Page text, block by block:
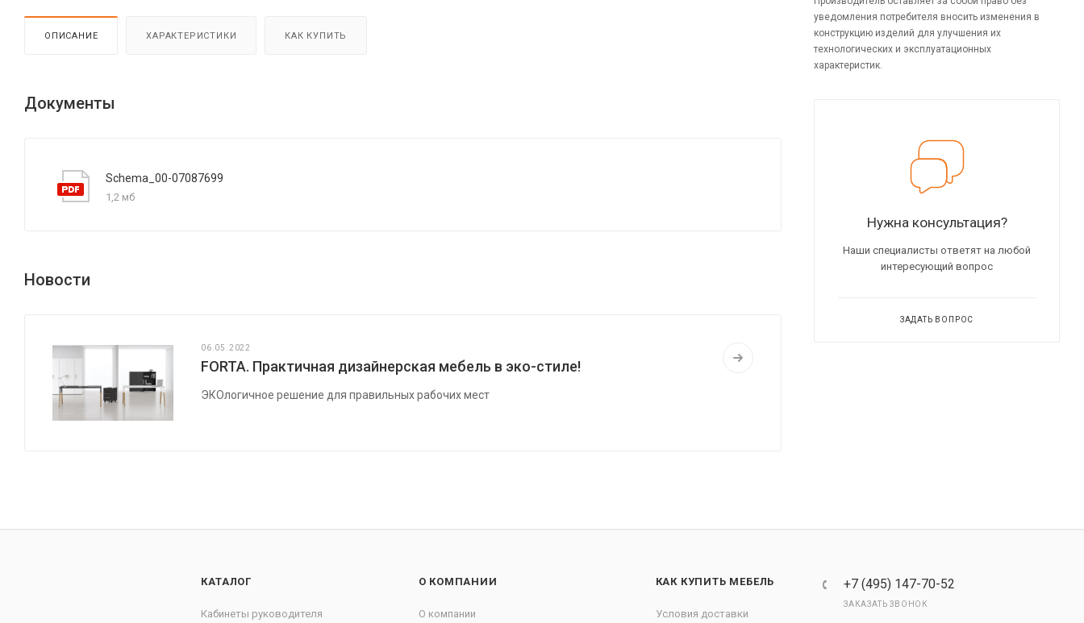
ОПИСАНИЕ ХАРАКТЕРИСТИКИ КАК КУПИТЬ
Документы
Schema_00-07087699
1,2 мб
Новости
06.05.2022
FORTA. Практичная дизайнерская мебель в эко-стиле!
ЭКОлогичное решение для правильных рабочих мест
уведомления потребителя вносить изменения в
конструкцию изделий для улучшения их
технологических и эксплуатационных
характеристик.
Нужна консультация?
Наши специалисты ответят на любой
интересующий вопрос
ЗАДАТЬ ВОПРОС
КАТАЛОГ
Кабинеты руководителя
О КОМПАНИИ
О компании
КАК КУПИТЬ МЕБЕЛЬ
Условия доставки
+7 (495) 147-70-52
ЗАКАЗАТЬ ЗВОНОК